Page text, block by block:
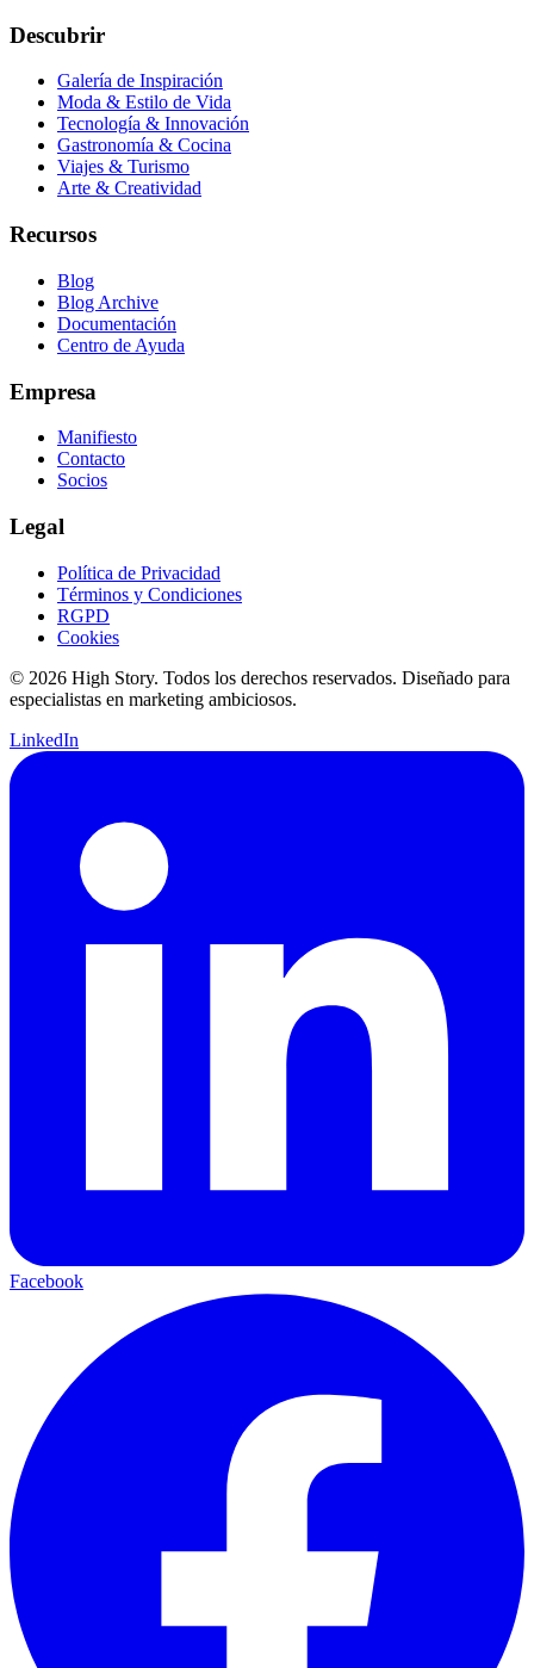
Descubrir
Galería de Inspiración
Moda & Estilo de Vida
Tecnología & Innovación
Gastronomía & Cocina
Viajes & Turismo
Arte & Creatividad
Recursos
Blog
Blog Archive
Documentación
Centro de Ayuda
Empresa
Manifiesto
Contacto
Socios
Legal
Política de Privacidad
Términos y Condiciones
RGPD
Cookies
© 2026 High Story. Todos los derechos reservados. Diseñado para
especialistas en marketing ambiciosos.
LinkedIn
Facebook